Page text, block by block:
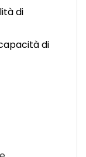
di
di